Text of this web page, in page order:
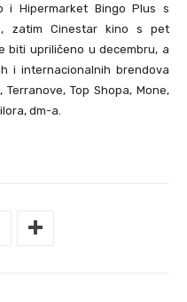
i Hipermarket Bingo Plus s
zatim Cinestar kino s pet
biti upriličeno u decembru, a
i internacionalnih brendova
Top Shopa, Mone,
dm-a.